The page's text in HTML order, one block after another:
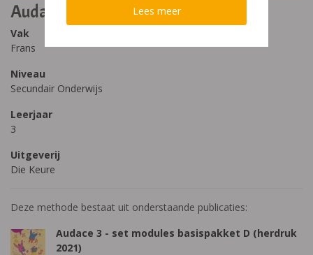
Audace 3 - D-finaliteit (herdruk 2021)
Vak
Frans
Niveau
Secundair Onderwijs
Leerjaar
3
Uitgeverij
Die Keure
Deze methode bestaat uit onderstaande publicaties:
Audace 3 - set modules basispakket D (herdruk
2021)
Lees meer